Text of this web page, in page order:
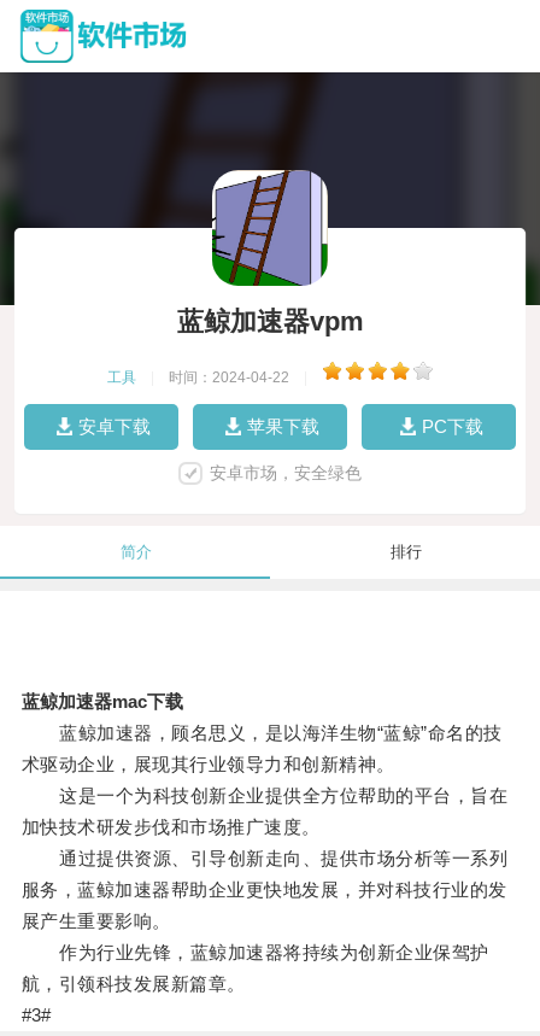
蓝鲸加速器vpm
工具 时间：2024-04-22
安卓下载 苹果下载 PC下载
安卓市场，安全绿色
简介 排行
蓝鲸加速器mac下载
蓝鲸加速器，顾名思义，是以海洋生物“蓝鲸”命名的技
术驱动企业，展现其行业领导力和创新精神。
这是一个为科技创新企业提供全方位帮助的平台，旨在
加快技术研发步伐和市场推广速度。
通过提供资源、引导创新走向、提供市场分析等一系列
服务，蓝鲸加速器帮助企业更快地发展，并对科技行业的发
展产生重要影响。
作为行业先锋，蓝鲸加速器将持续为创新企业保驾护
航，引领科技发展新篇章。
#3#